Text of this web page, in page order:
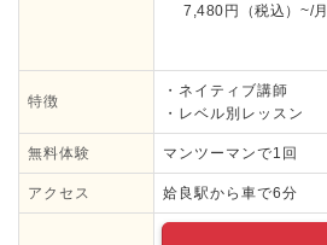
7,480円（税込）~/月
特徴
・ネイティブ講師
・レベル別レッスン
無料体験 マンツーマンで1回
アクセス 姶良駅から車で6分